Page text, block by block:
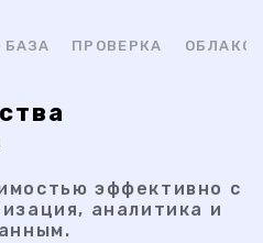
БАЗА ПРОВЕРКА ОБЛАКО
эффективно с
аналитика и